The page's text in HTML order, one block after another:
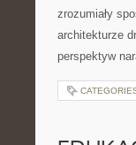
zrozumiały
architekturze
perspektyw